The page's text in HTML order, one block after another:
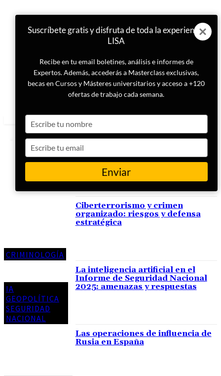
ETIQUETA
Amenazas híbridas
CRIMINOLOGÍA
Ciberterrorismo y crimen
organizado: riesgos y defensa
estratégica
IA
GEOPOLÍTICA
SEGURIDAD
NACIONAL
La inteligencia artificial en el
Informe de Seguridad Nacional
2025: amenazas y respuestas
Las operaciones de influencia de
Rusia en España
Suscríbete gratis y disfruta de toda la experiencia
LISA
Recibe en tu email boletines, análisis e informes de
Expertos. Además, accederás a Masterclass exclusivas,
becas en Cursos y Másteres universitarios y acceso a +120
ofertas de trabajo cada semana.
your
name
your
email
Enviar